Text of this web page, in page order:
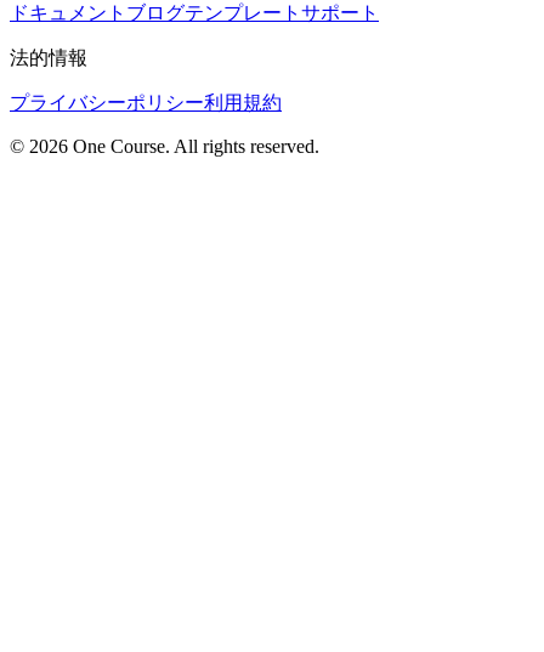
ドキュメント ブログテンプレート サポート
法的情報
プライバシーポリシー利用規約
© 2026 One Course. All rights reserved.